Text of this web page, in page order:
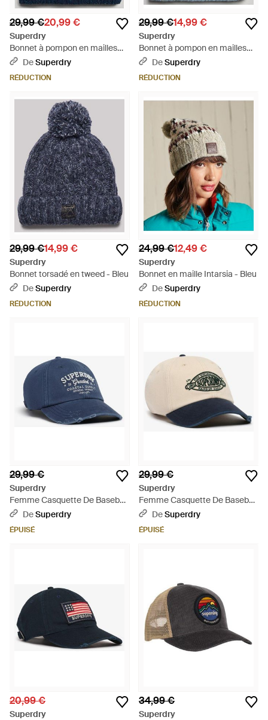
29,99 €20,99 €
Superdry
Bonnet à pompon en mailles
torsadées - Bleu
DeSuperdry
RÉDUCTION
29,99 €14,99 €
Superdry
Bonnet à pompon en mailles
torsadées - Bleu
DeSuperdry
RÉDUCTION
29,99 €14,99 €
Superdry
Bonnet torsadé en tweed - Bleu
DeSuperdry
RÉDUCTION
24,99 €12,49 €
Superdry
Bonnet en maille Intarsia - Bleu
DeSuperdry
RÉDUCTION
29,99 €
Superdry
Femme Casquette De Baseball
Vintage Applique Taille: 1Taille -
Bleu
DeSuperdry
ÉPUISÉ
29,99 €
Superdry
Femme Casquette De Baseball
À Visière Contrastée Taille:
1Taille - Bleu
DeSuperdry
ÉPUISÉ
20,99 €
Superdry
34,99 €
Superdry